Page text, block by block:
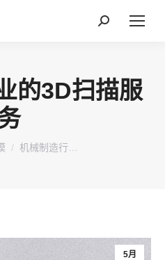
搜
的3D扫描服
机械制造行…
5月